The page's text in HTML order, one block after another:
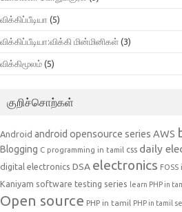
விக்கிப்பீடியா (5)
விக்கிப்பீடியா:விக்கி மின்மினிகள் (3)
விக்கிமூலம் (5)
குறிச்சொற்கள்
Android android opensource series AWS
Blogging C programming in tamil css daily
digital electronics DSA electronics FOSS
Kaniyam software testing series learn PHP in
Open source PHP in tamil PHP in tamil